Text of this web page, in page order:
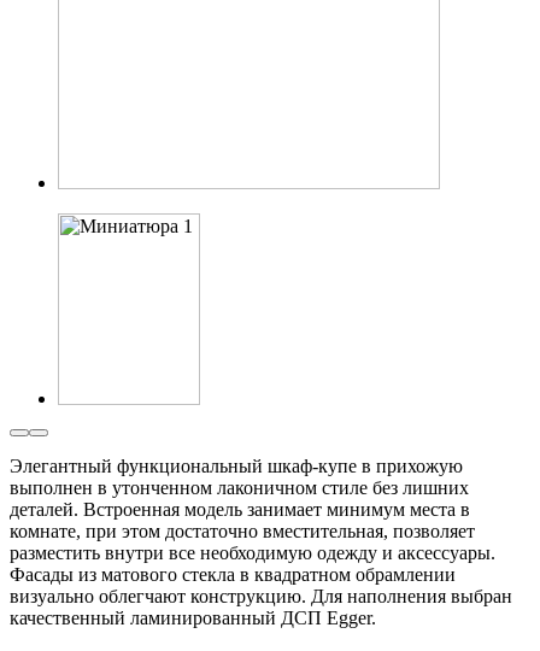
Элегантный функциональный шкаф-купе в прихожую
выполнен в утонченном лаконичном стиле без лишних
деталей. Встроенная модель занимает минимум места в
комнате, при этом достаточно вместительная, позволяет
разместить внутри все необходимую одежду и аксессуары.
Фасады из матового стекла в квадратном обрамлении
визуально облегчают конструкцию. Для наполнения выбран
качественный ламинированный ДСП Egger.